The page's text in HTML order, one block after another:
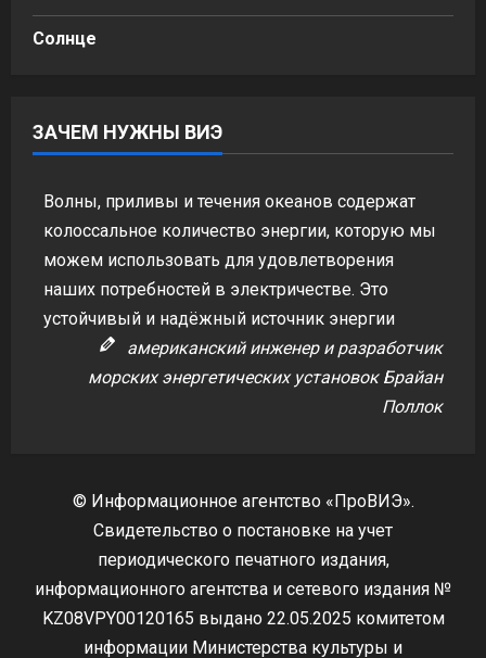
Солнце
ЗАЧЕМ НУЖНЫ ВИЭ
Волны, приливы и течения океанов содержат
колоссальное количество энергии, которую мы
можем использовать для удовлетворения
наших потребностей в электричестве. Это
устойчивый и надёжный источник энергии
американский инженер и разработчик
морских энергетических установок Брайан
Поллок
© Информационное агентство «ПроВИЭ».
Свидетельство о постановке на учет
периодического печатного издания,
информационного агентства и сетевого издания №
KZ08VPY00120165 выдано 22.05.2025 комитетом
информации Министерства культуры и